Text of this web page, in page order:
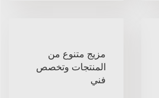
مزيج متنوع من
المنتجات وتخصص
فني